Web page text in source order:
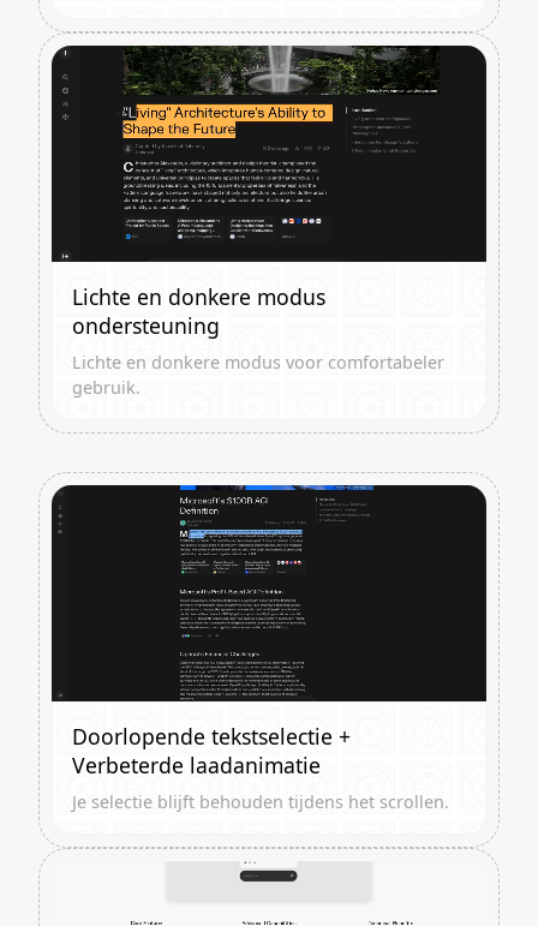
Lichte en donkere modus
ondersteuning
Lichte en donkere modus voor comfortabeler
gebruik.
Doorlopende tekstselectie +
Verbeterde laadanimatie
Je selectie blijft behouden tijdens het scrollen.